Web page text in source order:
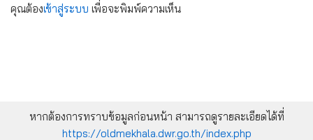
คุณต้องเข้าสู่ระบบ เพื่อจะพิมพ์ความเห็น
หากต้องการทราบข้อมูลก่อนหน้า สามารถดูรายละเอียดได้ที่
https://oldmekhala.dwr.go.th/index.php